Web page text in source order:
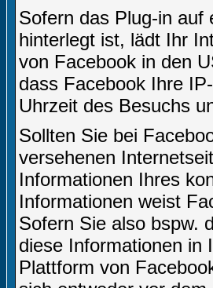
Sofern das Plug-in auf
hinterlegt ist, lädt Ihr
von Facebook in den
dass Facebook Ihre
Uhrzeit des Besuchs
Sollten Sie bei
versehenen
Informationen Ihres
Informationen weist
Sofern Sie also bspw.
diese Informationen in
Plattform von